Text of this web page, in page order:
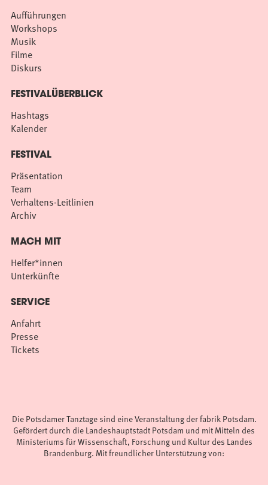
Aufführungen
Workshops
Musik
Filme
Diskurs
FESTIVALÜBERBLICK
Hashtags
Kalender
FESTIVAL
Präsentation
Team
Verhaltens-Leitlinien
Archiv
MACH MIT
Helfer*innen
Unterkünfte
SERVICE
Anfahrt
Presse
Tickets
Die Potsdamer Tanztage sind eine Veranstaltung der fabrik Potsdam.
Gefördert durch die Landeshauptstadt Potsdam und mit Mitteln des
Ministeriums für Wissenschaft, Forschung und Kultur des Landes
Brandenburg. Mit freundlicher Unterstützung von: